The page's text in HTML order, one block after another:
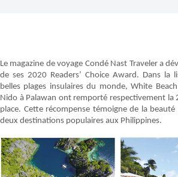
Le magazine de voyage Condé Nast Traveler a
de ses 2020 Readers’ Choice Award. Dans la
belles plages insulaires du monde, White
Nido à Palawan ont remporté respectivement la
place. Cette récompense témoigne de la
deux destinations populaires aux Philippines.